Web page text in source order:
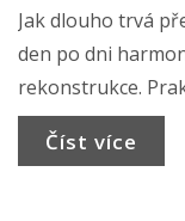
Jak dlouho trvá
den po dni
rekonstrukce.
Číst více